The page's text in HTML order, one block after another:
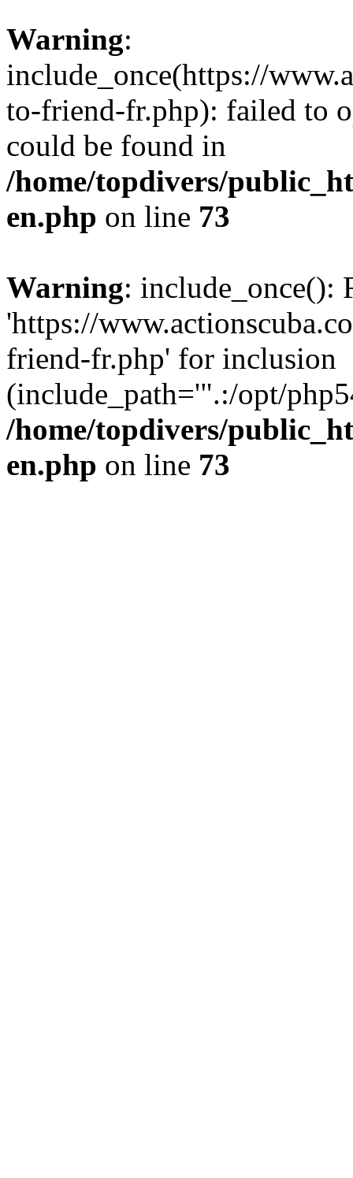
Warning:
include_once(https://
to-friend-fr.php): failed to
could be found in
/home/topdivers/
en.php on line 73
Warning: include_once():
'https://
friend-fr.php' for inclusion
(include_path='".:/opt/
/home/topdivers/
en.php on line 73